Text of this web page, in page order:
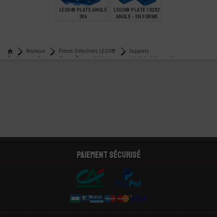
LEGO® PLATE ANGLE
3X6
LEGO® PLATE 1X2X2
ANGLE - EN FORME
Boutique
Pièces Détachées LEGO®
Supports
Supports Briques - Plats
Lego® brique support 1x2x1 - 2/3 avec 8 tenons
Paiement sécurisé